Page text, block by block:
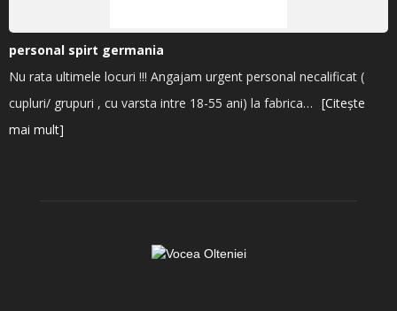
personal spirt germania
Nu rata ultimele locuri !!! Angajam urgent personal necalificat (
cupluri/ grupuri , cu varsta intre 18-55 ani) la fabrica… [Citește
mai mult]